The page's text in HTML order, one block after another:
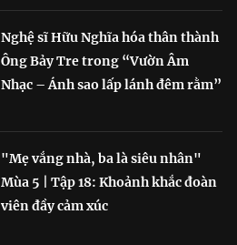
Nghệ sĩ Hữu Nghĩa hóa thân thành
Ông Bảy Tre trong “Vườn Âm
Nhạc – Ánh sao lấp lánh đêm rằm”
"Mẹ vắng nhà, ba là siêu nhân"
Mùa 5 | Tập 18: Khoảnh khắc đoàn
viên đầy cảm xúc